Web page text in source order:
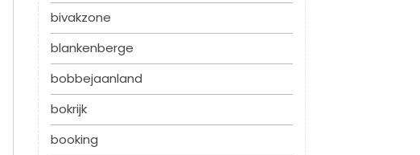
bivakzone
blankenberge
bobbejaanland
bokrijk
booking